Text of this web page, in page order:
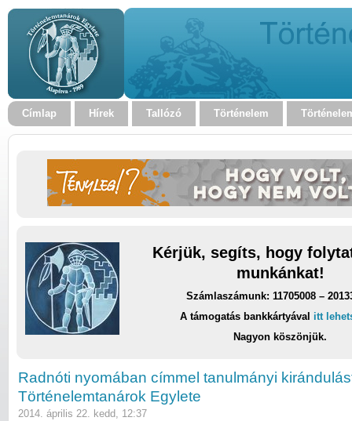
Címlap Hírek Tallózó Történelem
Kérjük, segíts, hogy
munkánkat!
Számlaszámunk: 11705008 –
A támogatás bankkártyával itt
Nagyon köszönjük.
Radnóti nyomában címmel tanulmányi
Történelemtanárok Egylete
2014. április 22. kedd, 12:37